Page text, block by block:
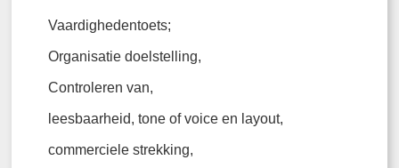
Vaardighedentoets;
Organisatie doelstelling,
Controleren van,
leesbaarheid, tone of voice en layout,
commerciele strekking,